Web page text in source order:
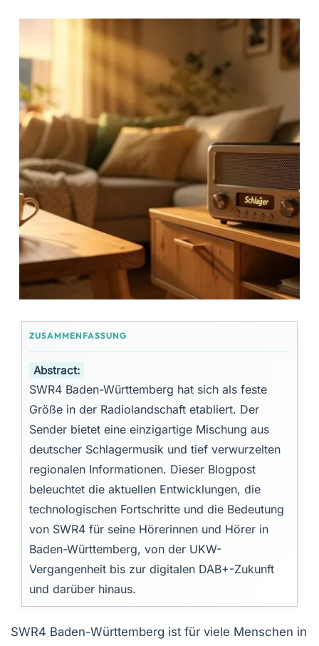
Abstract:
SWR4 Baden-Württemberg hat sich als feste
Größe in der Radiolandschaft etabliert. Der
Sender bietet eine einzigartige Mischung aus
deutscher Schlagermusik und tief verwurzelten
regionalen Informationen. Dieser Blogpost
beleuchtet die aktuellen Entwicklungen, die
technologischen Fortschritte und die Bedeutung
von SWR4 für seine Hörerinnen und Hörer in
Baden-Württemberg, von der UKW-
Vergangenheit bis zur digitalen DAB+-Zukunft
und darüber hinaus.
SWR4 Baden-Württemberg ist für viele Menschen in